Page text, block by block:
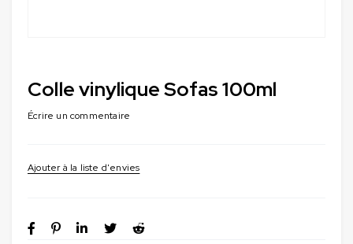
Colle vinylique Sofas 100ml
Écrire un commentaire